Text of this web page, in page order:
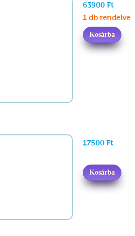
63900 Ft
1 db rendelve
Kosárba
17500 Ft
Kosárba